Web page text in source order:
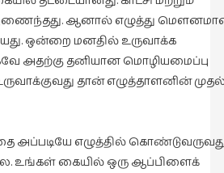
ஆனால் எழுத்து
ஒன்றை மனதில் உருவாக்க
அதற்கு தனியான மொழியமைப்பு
தான் எழுத்தாளனின்
எழுத்தில்
உங்கள் கையில் ஒரு ஆப்பிளைக்